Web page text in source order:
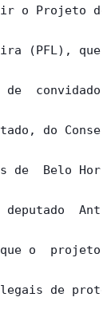
Projeto de
(PFL),
do
de  Belo
o  projeto
de